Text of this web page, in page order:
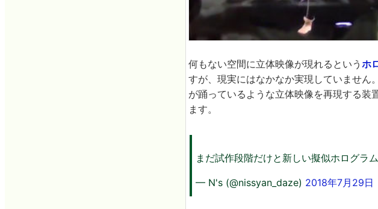
何もない空間に立体映像が現れるという ホ
すが、現実にはなかなか実現していません
が踊っているような立体映像を再現する装
ます。
まだ試作段階だけと新しい擬似ホログラム
— N's (@nissyan_daze) 2018年7月29日